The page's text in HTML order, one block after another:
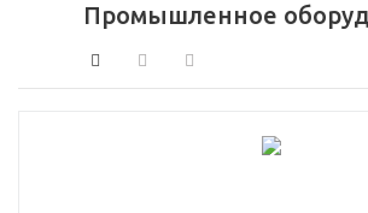
Промышленное